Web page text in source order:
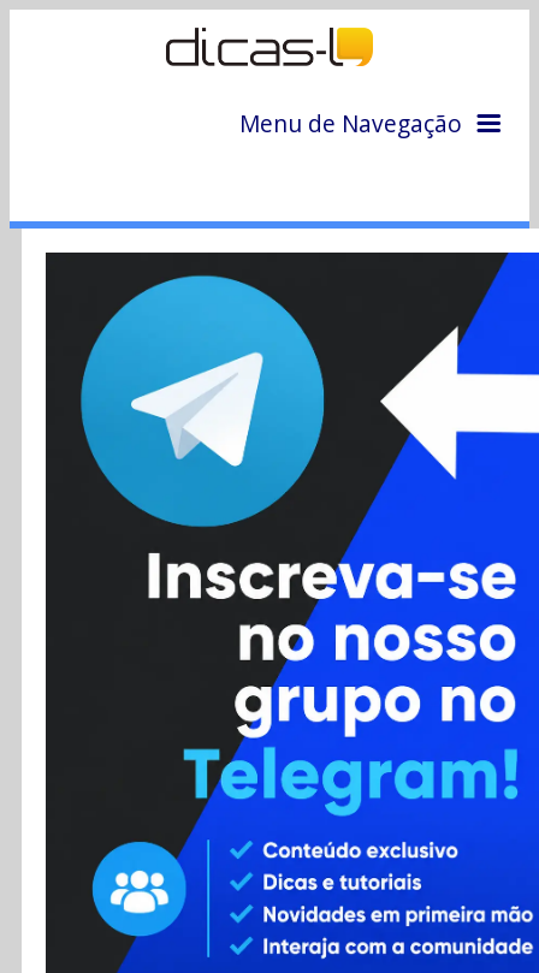
Menu de Navegação
Colunas
Colaboradores
Cursos
Enviar Dica
Contato